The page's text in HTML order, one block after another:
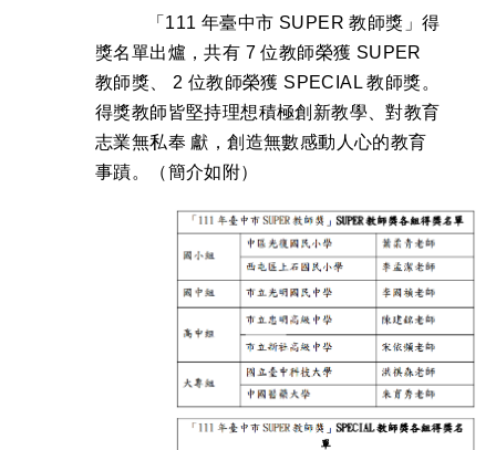
「111 年臺中市 SUPER 教師獎」得
獎名單出爐，共有 7 位教師榮獲 SUPER
教師獎、 2 位教師榮獲 SPECIAL 教師獎。
得獎教師皆堅持理想積極創新教學、對教育
志業無私奉 獻，創造無數感動人心的教育
事蹟。（簡介如附）